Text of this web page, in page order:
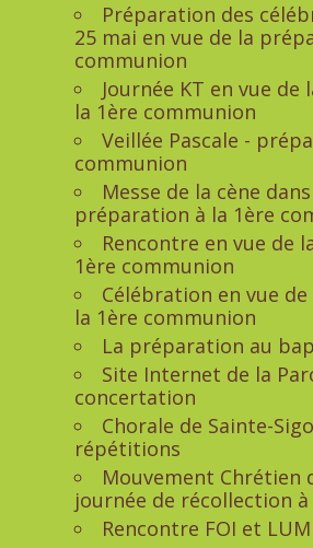
Préparation des
25 mai en vue de la
communion
Journée KT en vue
la 1ère communion
Veillée Pascale -
communion
Messe de la cène
préparation à la 1ère
Rencontre en vue de
1ère communion
Célébration en vue
la 1ère communion
La préparation au
Site Internet de la
concertation
Chorale de Sainte-
répétitions
Mouvement Chrétien
journée de récollection à
Rencontre FOI et